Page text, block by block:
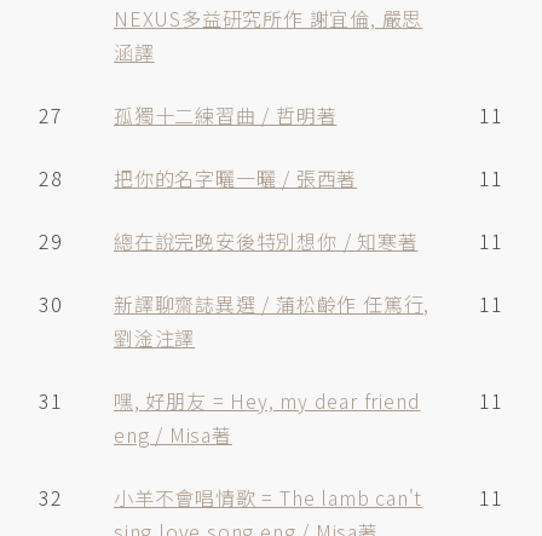
NEXUS多益研究所作 謝宜倫, 嚴思
涵譯
27 孤獨十二練習曲 / 哲明著 11
28 把你的名字曬一曬 / 張西著 11
29 總在說完晚安後特別想你 / 知寒著 11
30
新譯聊齋誌異選 / 蒲松齡作 任篤行,
劉淦注譯
11
31
嘿, 好朋友 = Hey, my dear friend
eng / Misa著
11
32
小羊不會唱情歌 = The lamb can't
11